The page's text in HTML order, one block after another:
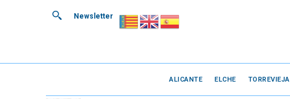
Newsletter
ALICANTE ELCHE TORREVIEJA